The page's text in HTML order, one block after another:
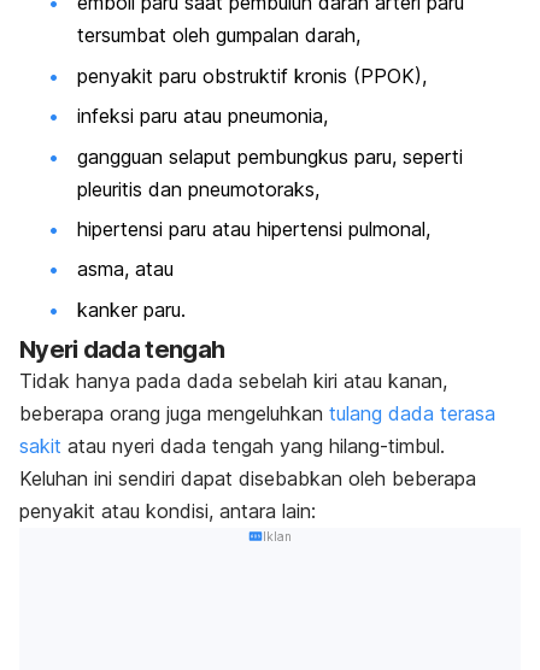
tersumbat oleh gumpalan darah,
penyakit paru obstruktif kronis (PPOK),
infeksi paru atau pneumonia,
gangguan selaput pembungkus paru, seperti
pleuritis dan pneumotoraks,
hipertensi paru atau hipertensi pulmonal,
asma, atau
kanker paru.
Nyeri dada tengah
Tidak hanya pada dada sebelah kiri atau kanan,
beberapa orang juga mengeluhkan tulang dada terasa
sakit atau nyeri dada tengah yang hilang-timbul.
Keluhan ini sendiri dapat disebabkan oleh beberapa
penyakit atau kondisi, antara lain:
Iklan